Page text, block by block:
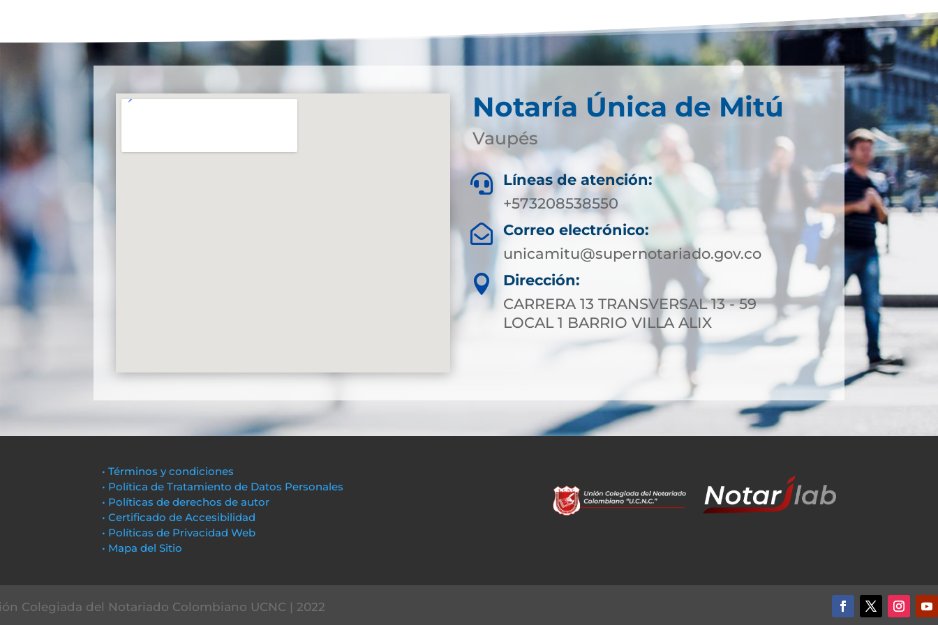
Notaría Única de Mitú
Vaupés

Líneas de atención:
+573208538550
 Correo electrónico:
unicamitu@supernotariado.gov.co

Dirección:
CARRERA 13 TRANSVERSAL 13 - 59
LOCAL 1 BARRIO VILLA ALIX
• Términos y condiciones
• Política de Tratamiento de Datos Personales
• Políticas de derechos de autor
• Certificado de Accesibilidad
• Políticas de Privacidad Web
• Mapa del Sitio
Colegiada del Notariado Colombiano UCNC | 2022